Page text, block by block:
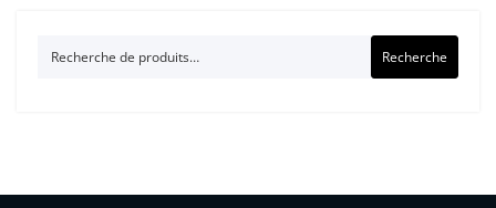
Recherche